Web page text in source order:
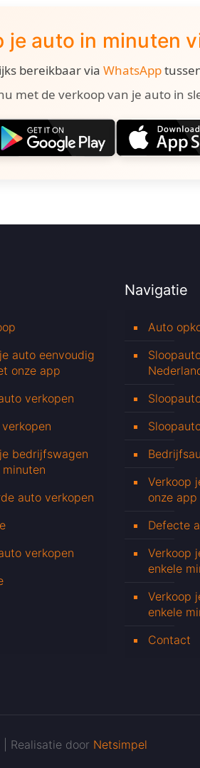
je auto in minuten
bereikbaar via WhatsApp
met de verkoop van je auto in
auto eenvoudig
onze app
verkopen
bedrijfswagen
auto verkopen
verkopen
Navigatie
Auto
Verkoop
onze app
Defecte
Verkoop
enkele
Verkoop
enkele
Contact
Realisatie door Netsimpel